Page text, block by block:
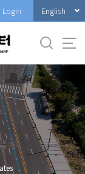
Login English